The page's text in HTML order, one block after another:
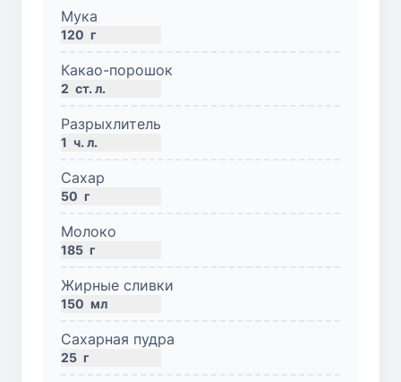
Мука
120 г
Какао-порошок
2 ст. л.
Разрыхлитель
1 ч. л.
Сахар
50 г
Молоко
185 г
Жирные сливки
150 мл
Сахарная пудра
25 г